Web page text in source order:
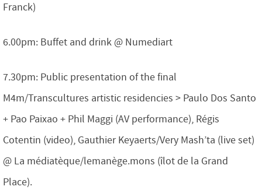
Franck)
6.00pm: Buffet and drink @ Numediart
7.30pm: Public presentation of the final
M4m/Transcultures artistic residencies > Paulo Dos Santo
+ Pao Paixao + Phil Maggi (AV performance), Régis
Cotentin (video), Gauthier Keyaerts/Very Mash’ta (live set)
@ La médiatèque/lemanège.mons (îlot de la Grand
Place).